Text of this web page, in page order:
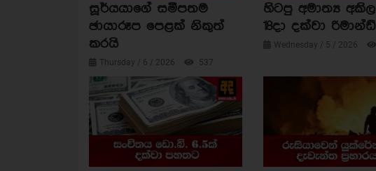
සූර්යයාගේ සමීපතම
ඡායාරූප පෙළක් නිකුත්
කරයි
Thursday / 6 / 2026 537
හිටපු අමාත්‍ය අකිල
18දා දක්වා රිමාන්ඩ්
Wednesday / 5 / 2026